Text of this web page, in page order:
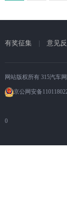
有奖征集 意见
网站版权所有 315汽车
京公网安备
0